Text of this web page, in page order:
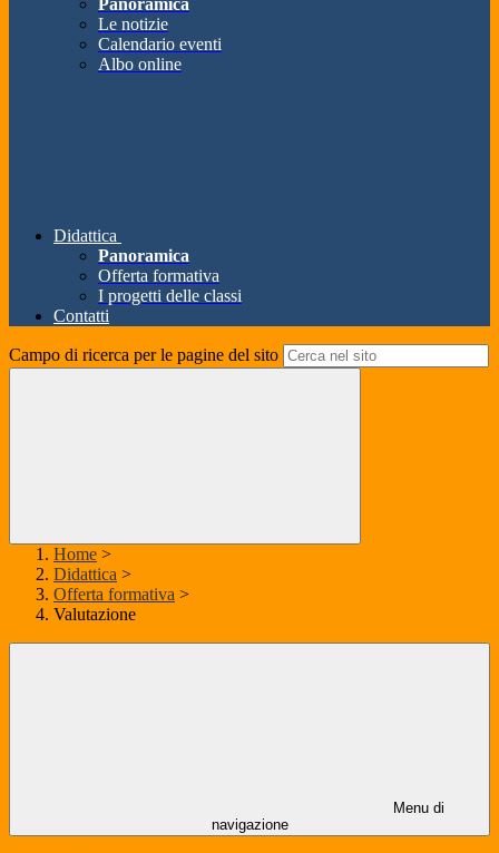
Panoramica
Le notizie
Calendario eventi
Albo online
Didattica
Panoramica
Offerta formativa
I progetti delle classi
Contatti
Campo di ricerca per le pagine del sito
Home >
Didattica >
Offerta formativa >
Valutazione
Menu di
navigazione